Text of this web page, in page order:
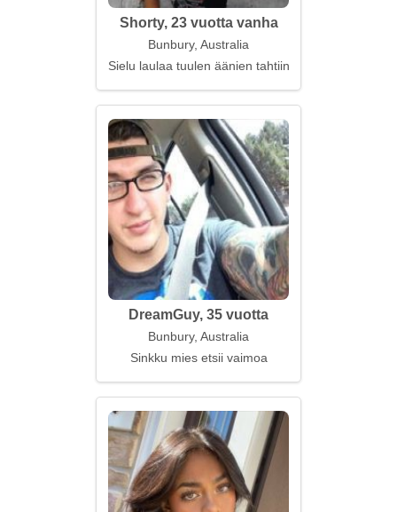
Shorty, 23 vuotta vanha
Bunbury, Australia
Sielu laulaa tuulen äänien tahtiin
DreamGuy, 35 vuotta
Bunbury, Australia
Sinkku mies etsii vaimoa